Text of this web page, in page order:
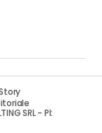
SRL - PI: